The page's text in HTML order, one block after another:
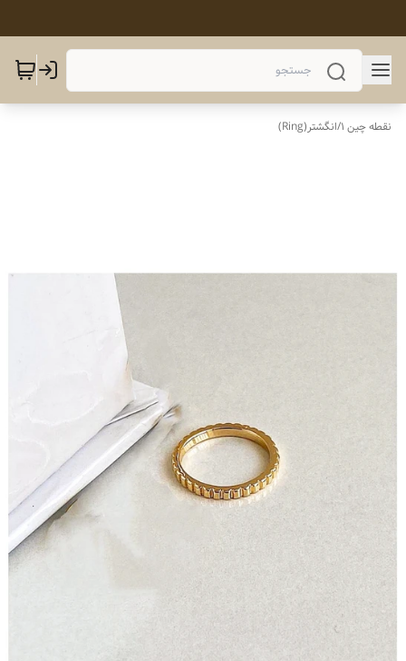
نقطه چین 1 /انگشتر(Ring)